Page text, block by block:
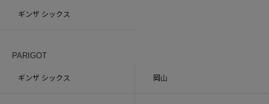
ギンザ シックス
PARIGOT
ギンザ シックス 岡山